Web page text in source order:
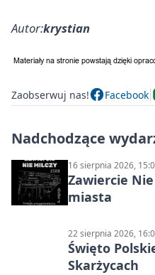
Autor:krystian
Zaobserwuj nas! Facebook
Nadchodzące
16 sierpnia 2026,
Zawiercie
miasta
22 sierpnia 2026,
Święto
Skarżycach